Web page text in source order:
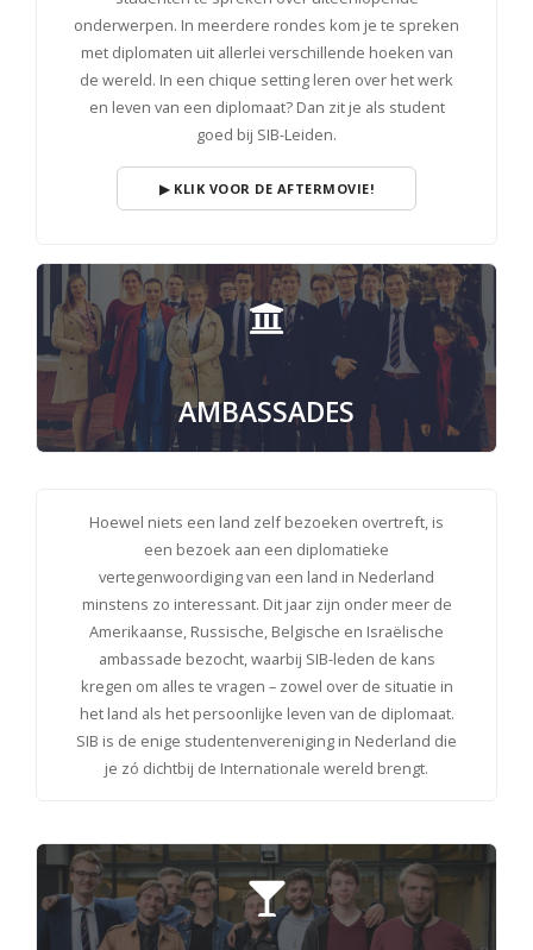
onderwerpen. In meerdere rondes kom je te spreken
met diplomaten uit allerlei verschillende hoeken van
de wereld. In een chique setting leren over het werk
en leven van een diplomaat? Dan zit je als student
goed bij SIB-Leiden.
▶ KLIK VOOR DE AFTERMOVIE!
AMBASSADES
Hoewel niets een land zelf bezoeken overtreft, is
een bezoek aan een diplomatieke
vertegenwoordiging van een land in Nederland
minstens zo interessant. Dit jaar zijn onder meer de
Amerikaanse, Russische, Belgische en Israëlische
ambassade bezocht, waarbij SIB-leden de kans
kregen om alles te vragen – zowel over de situatie in
het land als het persoonlijke leven van de diplomaat.
SIB is de enige studentenvereniging in Nederland die
je zó dichtbij de Internationale wereld brengt.